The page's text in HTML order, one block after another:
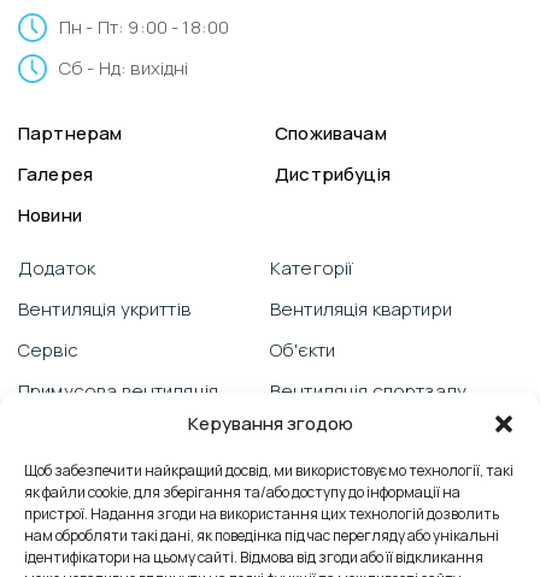
Керування згодою
Щоб забезпечити найкращий досвід, ми використовуємо технології, такі
як файли cookie, для зберігання та/або доступу до інформації на
пристрої. Надання згоди на використання цих технологій дозволить
нам обробляти такі дані, як поведінка під час перегляду або унікальні
ідентифікатори на цьому сайті. Відмова від згоди або її відкликання
Пн - Пт: 9:00 - 18:00
Сб - Нд: вихідні
Партнерам
Споживачам
Галерея
Дистрибуція
Новини
Додаток
Вентиляція укриттів
Сервіс
Примусова вентиляція
PRANA зі смартфону
Технічна підтримка
Боротьба з пліснявою
Категорії
Вентиляція квартири
Об'єкти
Вентиляція спортзалу
Відеоблог
Вентиляція школи
Відгуки
Вентиляція офісу